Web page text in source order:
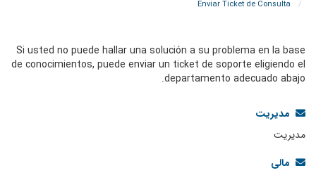
Si usted no puede hallar una solución a su problema en la base
de conocimientos, puede enviar un ticket de soporte eligiendo el
departamento adecuado abajo.
مدیریت
مدیریت
مالی